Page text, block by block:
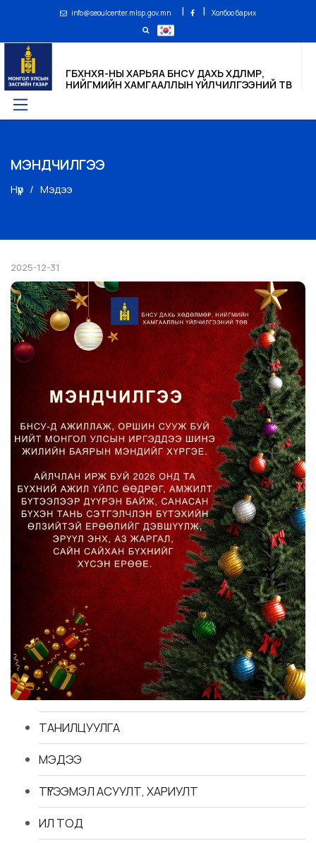
info@seoulcenter.mlsp.gov.mn | | Холбоо барих
ГБХНХЯ-НЫ ХАРЬЯА БНСУ ДАХЬ ХӨДӨЛМӨР,
НИЙГМИЙН ХАМГААЛЛЫН ҮЙЛЧИЛГЭЭНИЙ ТӨВ
МЭНДЧИЛГЭЭ
Нүүр Мэдээ
2025-12-31
ТАНИЛЦУУЛГА
МЭДЭЭ
ТҮГЭЭМЭЛ АСУУЛТ, ХАРИУЛТ
ИЛ ТОД